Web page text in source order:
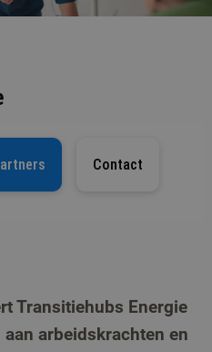
Contact
Transitiehubs Energie
arbeidskrachten en